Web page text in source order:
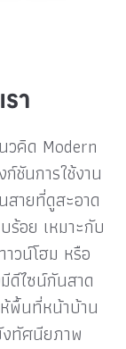
า
คิด Modern
ชันการใช้งาน
สายที่ดูสะอาด
ร้อย เหมาะกับ
วน์โฮม หรือ
ดีไซน์กันสาด
ห้พื้นที่หน้าบ้าน
งทัศนียภาพ